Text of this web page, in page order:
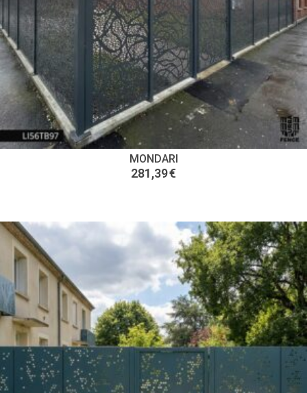
MONDARI
281,39€